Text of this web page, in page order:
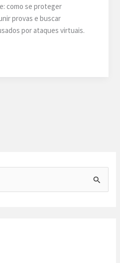
como se proteger
provas e buscar
por ataques virtuais.